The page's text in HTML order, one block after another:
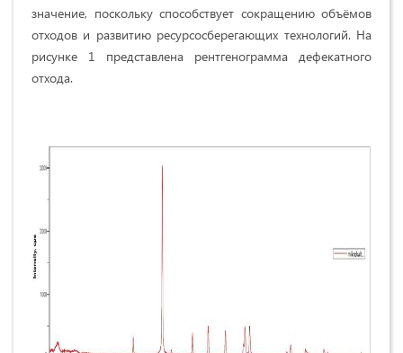
значение, поскольку способствует сокращению объёмов
отходов и развитию ресурсосберегающих технологий. На
рисунке 1 представлена рентгенограмма дефекатного
отхода.